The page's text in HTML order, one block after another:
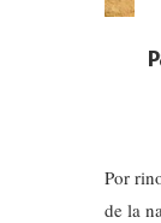
Por
de la